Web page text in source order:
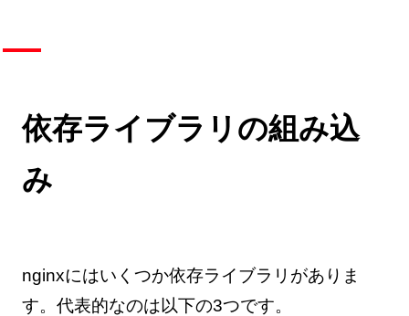
依存ライブラリの組み込
み
nginxにはいくつか依存ライブラリがありま
す。代表的なのは以下の3つです。